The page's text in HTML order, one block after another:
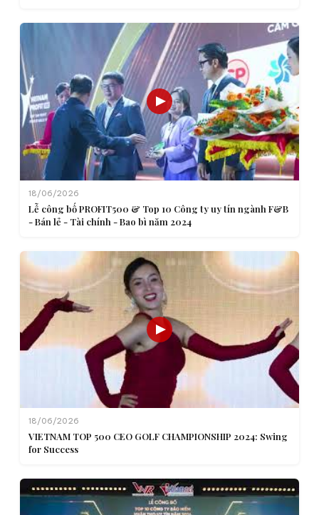
18/06/2026
Lễ công bố PROFIT500 & Top 10 Công ty uy tín ngành F&B
- Bán lẻ - Tài chính - Bao bì năm 2024
18/06/2026
VIETNAM TOP 500 CEO GOLF CHAMPIONSHIP 2024: Swing
for Success